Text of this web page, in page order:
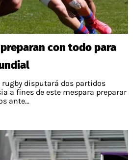
con todo para
rugby disputará dos partidos
a fines de este mespara preparar
ante...